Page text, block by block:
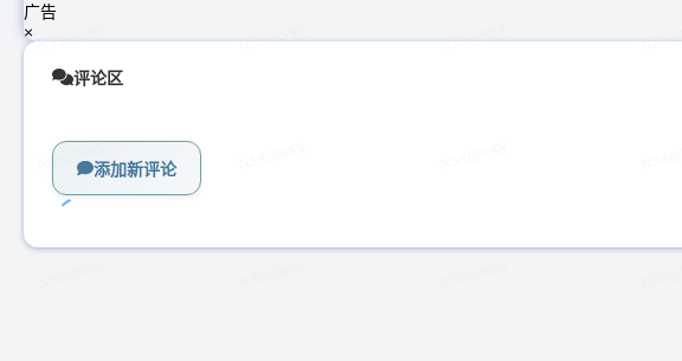
广告
×
评论区
添加新评论